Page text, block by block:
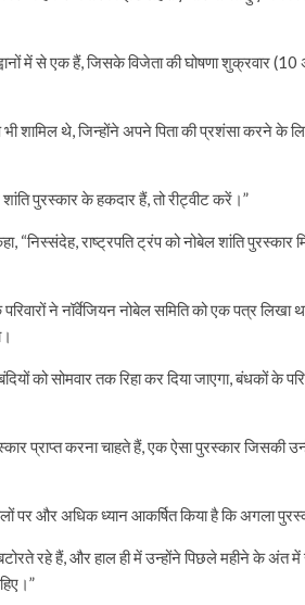
में से एक हैं, जिसके विजेता की घोषणा शुक्रवार
शामिल थे, जिन्होंने अपने पिता की प्रशंसा करने के
पुरस्कार के हकदार हैं, तो रीट्वीट करें।”
“निस्संदेह, राष्ट्रपति ट्रंप को नोबेल शांति पुरस्कार
ने नॉर्वेजियन नोबेल समिति को एक पत्र लिखा
को सोमवार तक रिहा कर दिया जाएगा, बंधकों के
प्राप्त करना चाहते हैं, एक ऐसा पुरस्कार
पर और अधिक ध्यान आकर्षित किया है कि अगला
रहे हैं, और हाल ही में उन्होंने पिछले महीने के अंत में